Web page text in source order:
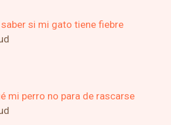
si mi gato tiene fiebre
mi perro no para de rascarse